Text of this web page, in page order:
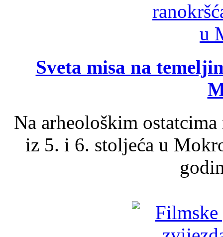
Sveta misa na
Na arheološkim
iz 5. i 6. stoljeća u